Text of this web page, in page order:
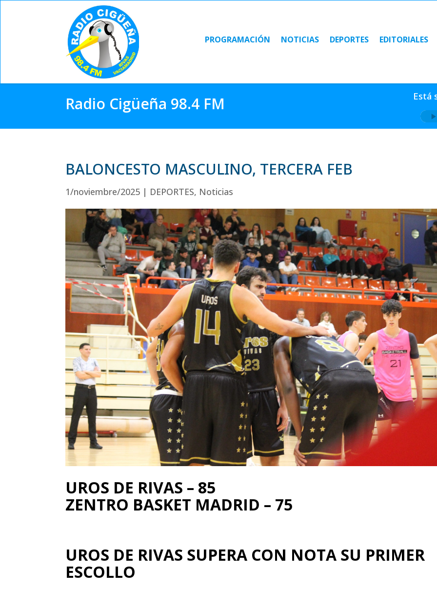
PROGRAMACIÓN NOTICIAS DEPORTES EDITORIALES
PROGRAMACIÓN NOTICIAS DEPORTES EDITORIALES
Radio Cigüeña 98.4 FM Está
BALONCESTO MASCULINO, TERCERA FEB
1/noviembre/2025 | DEPORTES, Noticias
UROS DE RIVAS – 85
ZENTRO BASKET MADRID – 75
UROS DE RIVAS SUPERA CON NOTA SU PRIMER
ESCOLLO